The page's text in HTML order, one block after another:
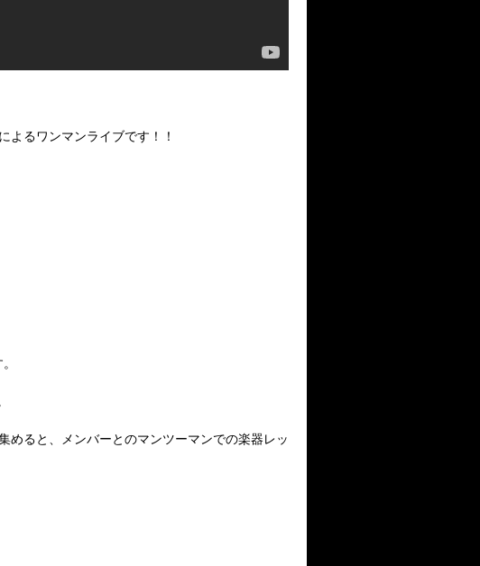
よるワンマンライブです！！
めると、メンバーとのマンツーマンでの楽器レッ